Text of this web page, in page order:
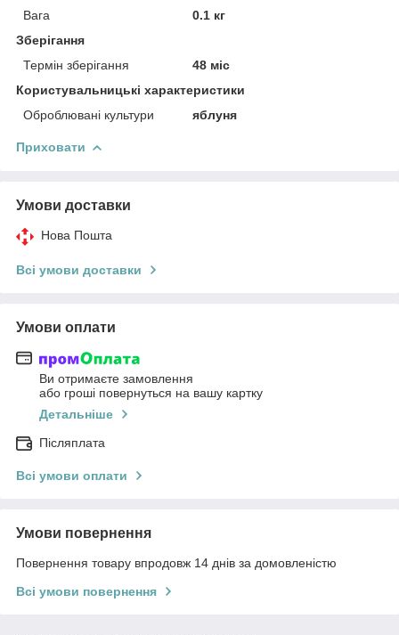
Вага
0.1 кг
Зберігання
Термін зберігання
48 міс
Користувальницькі характеристики
Оброблювані культури
яблуня
Приховати
Умови доставки
Нова Пошта
Всі умови доставки
Умови оплати
Ви отримаєте замовлення
або гроші повернуться на вашу картку
Детальніше
Післяплата
Всі умови оплати
Умови повернення
Повернення товару впродовж 14 днів за домовленістю
Всі умови повернення